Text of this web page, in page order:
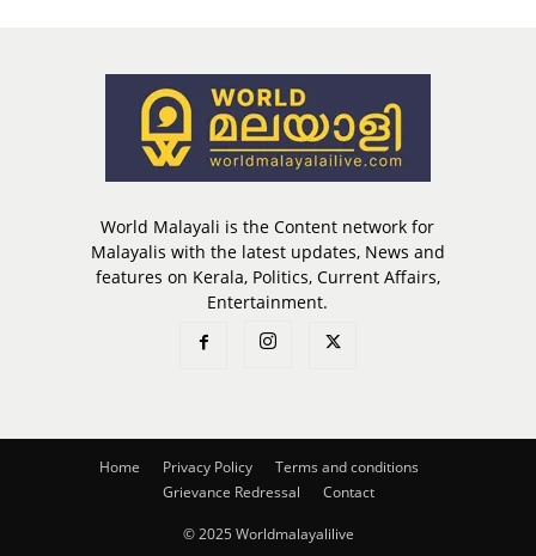
World Malayali is the Content network for
Malayalis with the latest updates, News and
features on Kerala, Politics, Current Affairs,
Entertainment.
Home Privacy Policy
Terms and conditions
Grievance Redressal
Contact
© 2025 Worldmalayalilive